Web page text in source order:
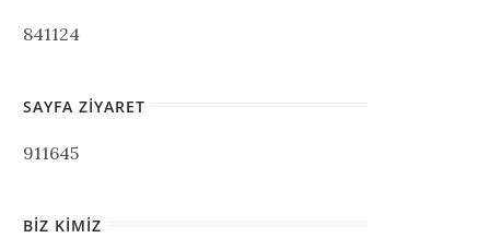
841124
SAYFA ZIYARET
911645
BIZ KIMIZ